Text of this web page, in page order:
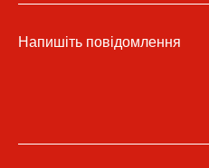
Напишіть повідомлення